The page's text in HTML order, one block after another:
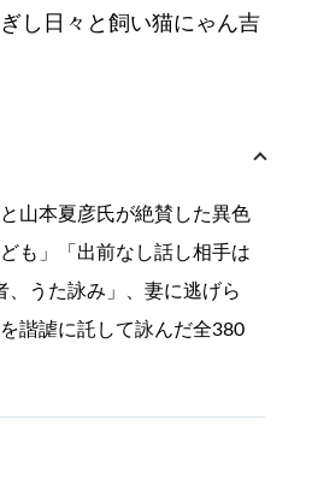
し日々と飼い猫にゃん吉
山本夏彦氏が絶賛した異色
も」「出前なし話し相手は
うた詠み」、妻に逃げら
諧謔に託して詠んだ全380